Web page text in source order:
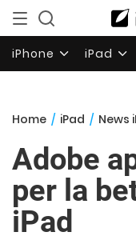
iPhone iPad
Home / iPad / News
Adobe
per la
iPad